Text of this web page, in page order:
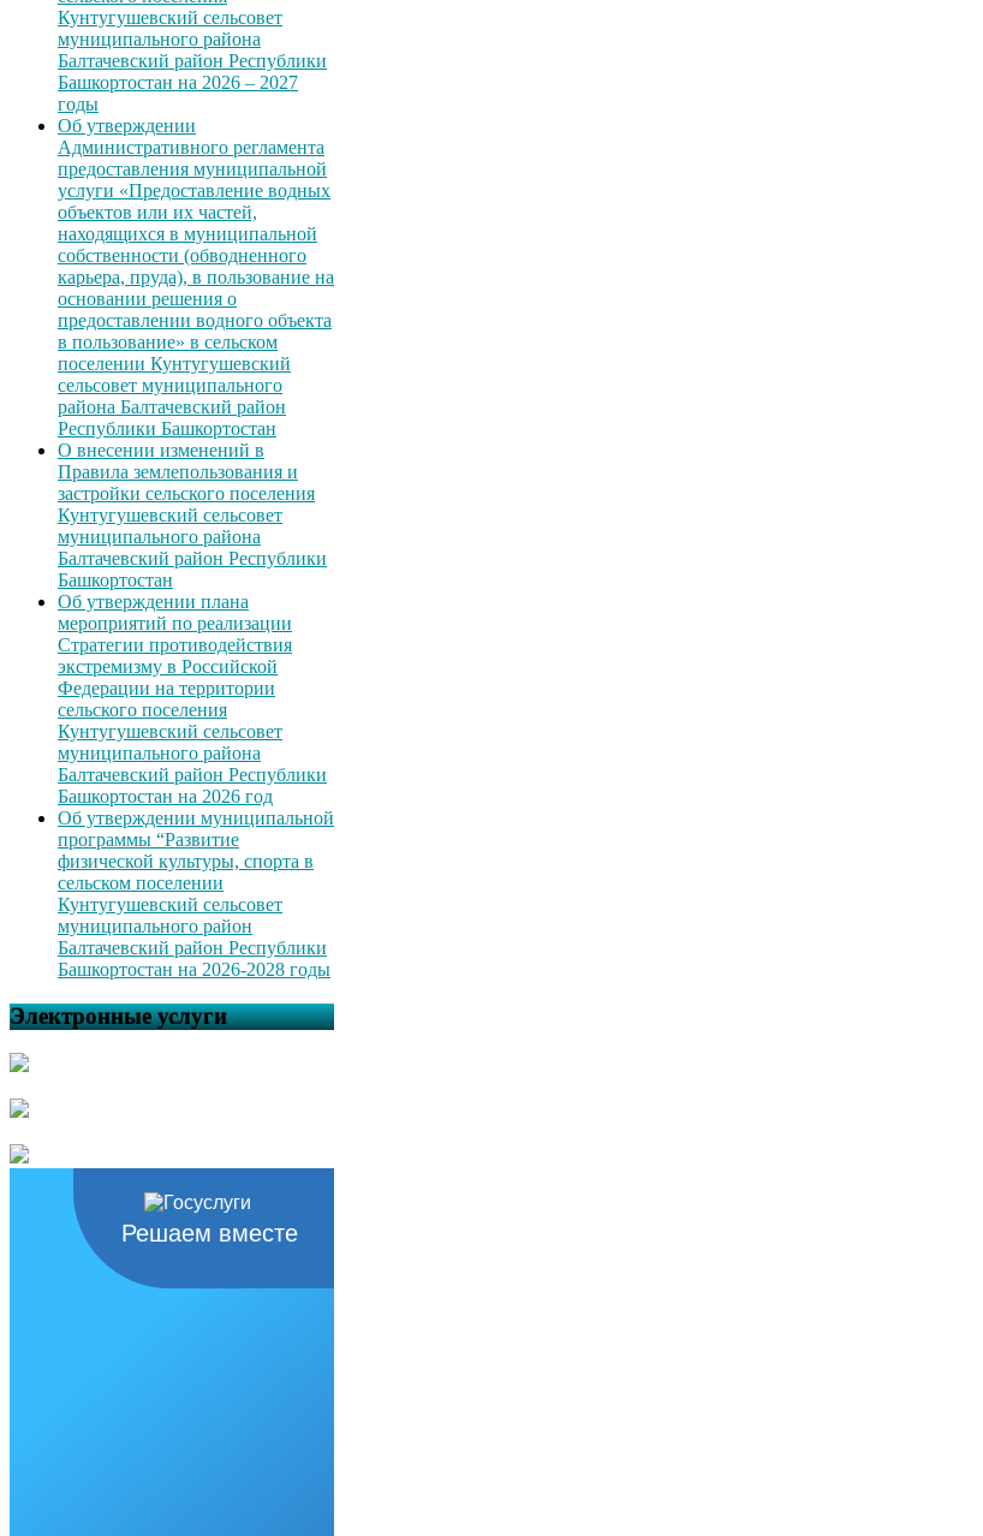
Кунтугушевский сельсовет
муниципального района
Балтачевский район Республики
Башкортостан на 2026 – 2027
годы
Об утверждении
Административного регламента
предоставления муниципальной
услуги «Предоставление водных
объектов или их частей,
находящихся в муниципальной
собственности (обводненного
карьера, пруда), в пользование на
основании решения о
предоставлении водного объекта
в пользование» в сельском
поселении Кунтугушевский
сельсовет муниципального
района Балтачевский район
Республики Башкортостан
О внесении изменений в
Правила землепользования и
застройки сельского поселения
Кунтугушевский сельсовет
муниципального района
Балтачевский район Республики
Башкортостан
Об утверждении плана
мероприятий по реализации
Стратегии противодействия
экстремизму в Российской
Федерации на территории
сельского поселения
Кунтугушевский сельсовет
муниципального района
Балтачевский район Республики
Башкортостан на 2026 год
Об утверждении муниципальной
программы “Развитие
физической культуры, спорта в
сельском поселении
Кунтугушевский сельсовет
муниципального район
Балтачевский район Республики
Башкортостан на 2026-2028 годы
Электронные услуги
Решаем вместе